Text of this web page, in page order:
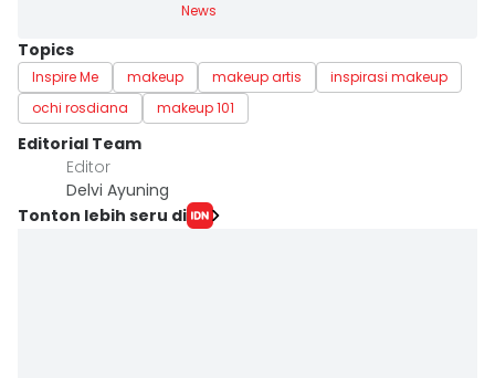
News
Topics
Inspire Me makeup makeup artis
inspirasi makeup
ochi rosdiana
makeup 101
Editorial Team
Editor
Delvi Ayuning
Tonton lebih seru di